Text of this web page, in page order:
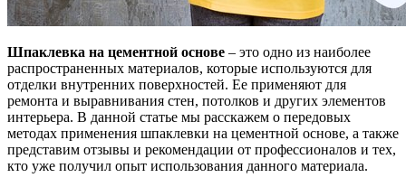
Шпаклевка на цементной основе – это одно из наиболее
распространенных материалов, которые используются для
отделки внутренних поверхностей. Ее применяют для
ремонта и выравнивания стен, потолков и других элементов
интерьера. В данной статье мы расскажем о передовых
методах применения шпаклевки на цементной основе, а также
представим отзывы и рекомендации от профессионалов и тех,
кто уже получил опыт использования данного материала.